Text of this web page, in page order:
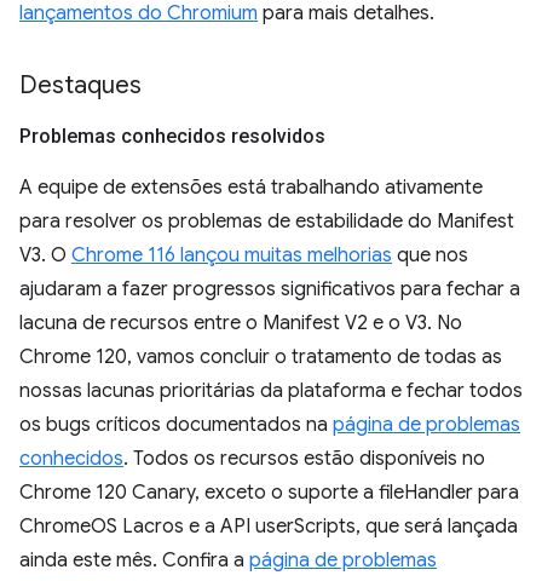
lançamentos do Chromium para mais detalhes.
Destaques
Problemas conhecidos resolvidos
A equipe de extensões está trabalhando ativamente
para resolver os problemas de estabilidade do Manifest
V3. O Chrome 116 lançou muitas melhorias que nos
ajudaram a fazer progressos significativos para fechar a
lacuna de recursos entre o Manifest V2 e o V3. No
Chrome 120, vamos concluir o tratamento de todas as
nossas lacunas prioritárias da plataforma e fechar todos
os bugs críticos documentados na página de problemas
conhecidos. Todos os recursos estão disponíveis no
Chrome 120 Canary, exceto o suporte a fileHandler para
ChromeOS Lacros e a API userScripts, que será lançada
ainda este mês. Confira a página de problemas